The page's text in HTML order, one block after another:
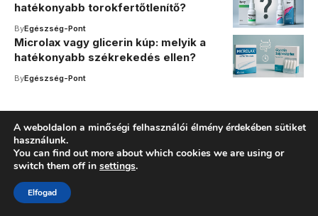
hatékonyabb torokfertőtlenítő?
ByEgészség-Pont
Microlax vagy glicerin kúp: melyik a
hatékonyabb székrekedés ellen?
ByEgészség-Pont
A weboldalon a minőségi felhasználói élmény érdekében sütiket
használunk.
You can find out more about which cookies we are using or
switch them off in settings.
Elfogad